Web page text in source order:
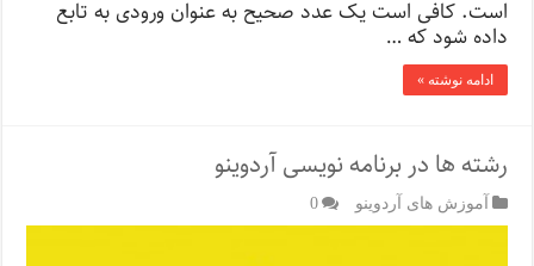
است. کافی است یک عدد صحیح به عنوان ورودی به تابع
داده شود که …
ادامه نوشته »
رشته‌ ها در برنامه نویسی آردوینو
آموزش های آردوینو 0